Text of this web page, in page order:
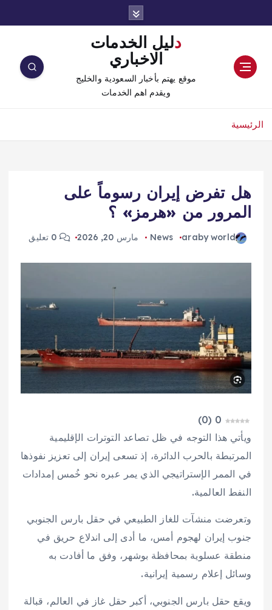
دليل الخدمات
الاخباري
موقع يهتم بأخبار السعودية والخليج
ويقدم اهم الخدمات
الرئيسية
هل تفرض إيران رسوماً على
المرور من «هرمز» ؟
araby world
News مارس 20, 2026
0
(
0
)
ويأتي هذا التوجه في ظل تصاعد التوترات الإقليمية
المرتبطة بالحرب الدائرة، إذ تسعى إيران إلى تعزيز نفوذها
في الممر الإستراتيجي الذي يمر عبره نحو خُمس إمدادات
النفط العالمية.
وتعرضت منشآت للغاز الطبيعي في حقل بارس الجنوبي
جنوب إيران لهجوم أمس، ما أدى إلى اندلاع حريق في
منطقة عسلوية بمحافظة بوشهر، وفق ما أفادت به
وسائل إعلام رسمية إيرانية.
ويقع حقل بارس الجنوبي، أكبر حقل غاز في العالم، قبالة